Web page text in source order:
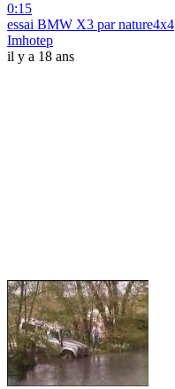
0:15
essai BMW X3 par nature4x4
Imhotep
il y a 18 ans